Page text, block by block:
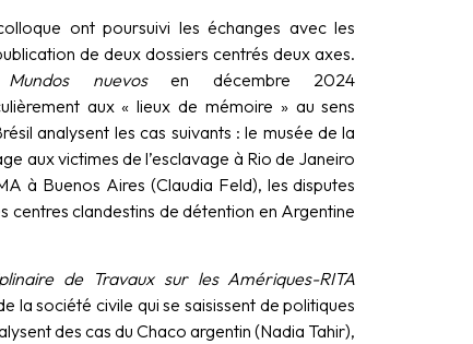
ont poursuivi les échanges avec les
de deux dossiers centrés deux axes.
nuevosen décembre 2024
aux « lieux de mémoire » au sens
analysent les cas suivants : le musée de la
aux victimes de l’esclavage à Rio de Janeiro
à Buenos Aires (Claudia Feld), les disputes
centres clandestins de détention en Argentine
de Travaux sur les Amériques-RITA
la société civile qui se saisissent de politiques
des cas du Chaco argentin (Nadia Tahir),